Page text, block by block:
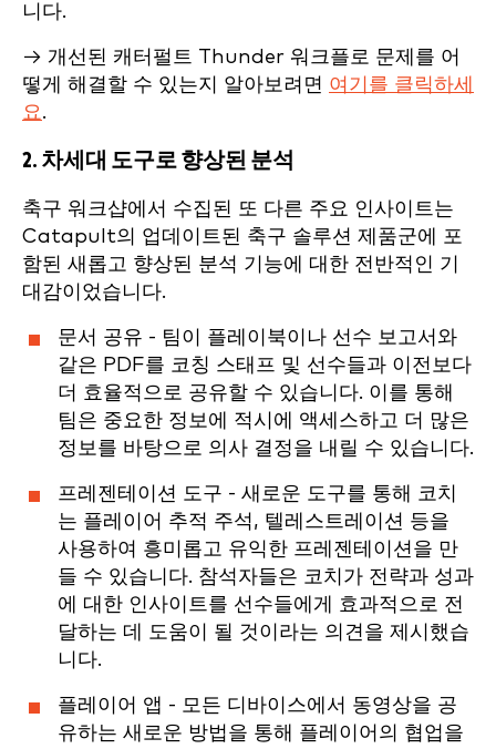
니다.
→ 개선된 캐터펄트 Thunder 워크플로 문제를 어
떻게 해결할 수 있는지 알아보려면 여기를 클릭하세
요.
2. 차세대 도구로 향상된 분석
축구 워크샵에서 수집된 또 다른 주요 인사이트는
Catapult의 업데이트된 축구 솔루션 제품군에 포
함된 새롭고 향상된 분석 기능에 대한 전반적인 기
대감이었습니다.
문서 공유 - 팀이 플레이북이나 선수 보고서와
같은 PDF를 코칭 스태프 및 선수들과 이전보다
더 효율적으로 공유할 수 있습니다. 이를 통해
팀은 중요한 정보에 적시에 액세스하고 더 많은
정보를 바탕으로 의사 결정을 내릴 수 있습니다.
프레젠테이션 도구 - 새로운 도구를 통해 코치
는 플레이어 추적 주석, 텔레스트레이션 등을
사용하여 흥미롭고 유익한 프레젠테이션을 만
들 수 있습니다. 참석자들은 코치가 전략과 성과
에 대한 인사이트를 선수들에게 효과적으로 전
달하는 데 도움이 될 것이라는 의견을 제시했습
니다.
플레이어 앱 - 모든 디바이스에서 동영상을 공
유하는 새로운 방법을 통해 플레이어의 협업을